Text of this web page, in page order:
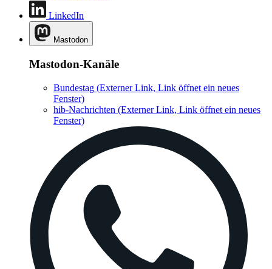
LinkedIn
Mastodon
Mastodon-Kanäle
Bundestag (Externer Link, Link öffnet ein neues
Fenster)
hib-Nachrichten (Externer Link, Link öffnet ein neues
Fenster)